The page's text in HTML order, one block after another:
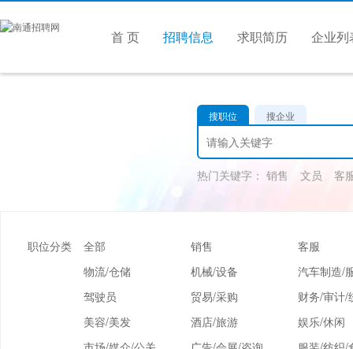
首 页 招聘信息 求职简历 企业列
搜职位 搜企业
热门关键字： 销售 文员 客
职位分类 全部 销售
客服
物流/仓储
机械/设备
汽车制造/
驾驶员
贸易/采购
财务/审计/
美容/美发
酒店/旅游
娱乐/休闲